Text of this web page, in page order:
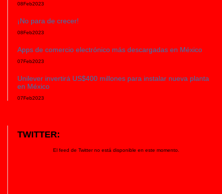
08Feb2023
¡No para de crecer!
08Feb2023
Apps de comercio electrónico más descargadas en México
07Feb2023
Unilever invertirá US$400 millones para instalar nueva planta
en México
07Feb2023
TWITTER:
El feed de Twitter no está disponible en este momento.